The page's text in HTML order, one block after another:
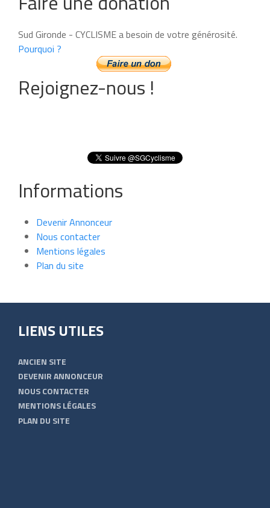
Sud Gironde - CYCLISME a besoin de votre générosité.
Pourquoi ?
Rejoignez-nous !
Informations
Devenir Annonceur
Nous contacter
Mentions légales
Plan du site
LIENS UTILES
ANCIEN SITE
DEVENIR ANNONCEUR
NOUS CONTACTER
MENTIONS LÉGALES
PLAN DU SITE